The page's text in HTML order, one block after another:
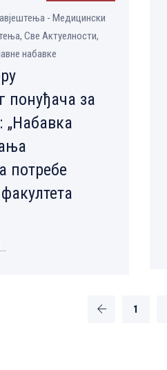
- Медицински
Све Aктуелности,
набавке
понуђача за
„Набавка
потребе
1